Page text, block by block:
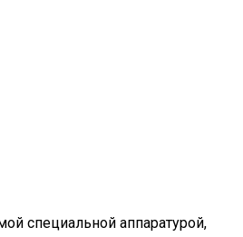
специальной аппаратурой,